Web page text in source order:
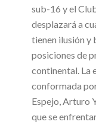
sub-16 y el
desplazará a
tienen ilusión y
posiciones de
continental. La
conformada
Espejo, Arturo
que se